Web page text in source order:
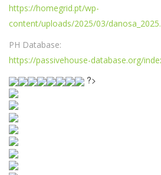
https://homegrid.pt/wp-
content/uploads/2025/03/
PH Database:
https://passivehouse-database.org/
?>